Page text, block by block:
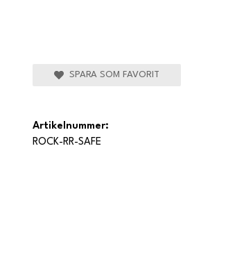
SPARA SOM FAVORIT
Artikelnummer:
ROCK-RR-SAFE